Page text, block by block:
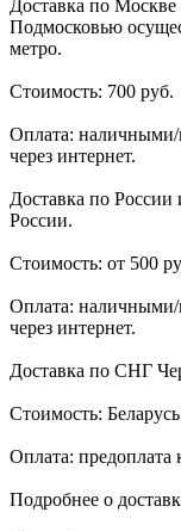
Доставка по
Подмосковью
метро.
Стоимость: 700 руб.
Оплата: наличными/
через интернет.
Доставка по
России.
Стоимость: от 500
Оплата: наличными/
через интернет.
Доставка по СНГ
Стоимость:
Оплата: предоплата
Подробнее о